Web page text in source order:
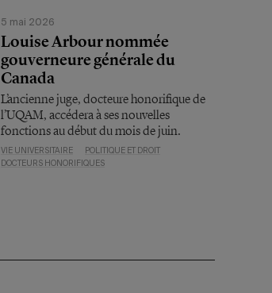
5 mai 2026
Louise Arbour nommée
gouverneure générale du
Canada
L’ancienne juge, docteure honorifique de
l’UQAM, accédera à ses nouvelles
fonctions au début du mois de juin.
VIE UNIVERSITAIRE
POLITIQUE ET DROIT
DOCTEURS HONORIFIQUES